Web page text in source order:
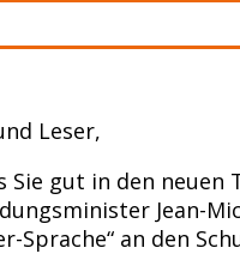
Leser,
Sie gut in den
Jean-
Sprache“ an den